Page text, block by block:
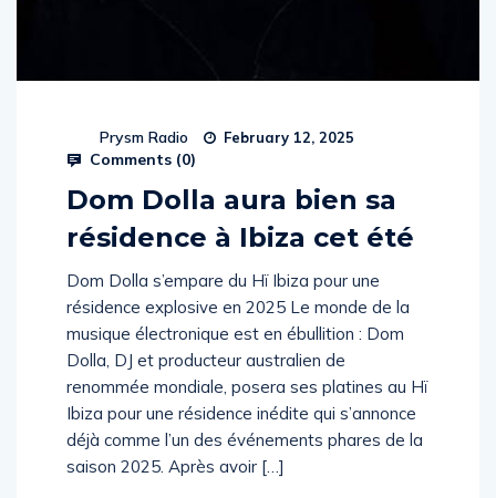
Prysm Radio February 12, 2025
Comments (0)
Dom Dolla aura bien sa
résidence à Ibiza cet été
Dom Dolla s’empare du Hï Ibiza pour une
résidence explosive en 2025 Le monde de la
musique électronique est en ébullition : Dom
Dolla, DJ et producteur australien de
renommée mondiale, posera ses platines au Hï
Ibiza pour une résidence inédite qui s’annonce
déjà comme l’un des événements phares de la
saison 2025. Après avoir […]